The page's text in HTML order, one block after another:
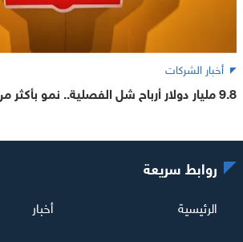
أخبار الشركات
9.8 مليار دولار أرباح شل الفصلية.. نمو بأكثر من الضعف
روابط سريعة
الرئيسية أخبار